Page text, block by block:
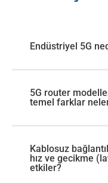
Endüstriyel 5G
5G router
temel farklar
Kablosuz
hız ve gecikme
etkiler?